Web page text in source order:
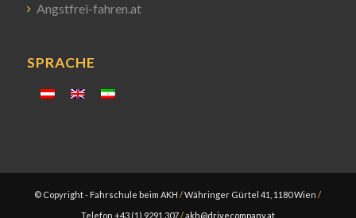
Angstfrei-fahren.at
SPRACHE
© Copyright - Fahrschule beim AKH/Währinger Gürtel 41, 1180 Wien/
Telefon +43 (1) 9291 307/akh@drivecompany.at